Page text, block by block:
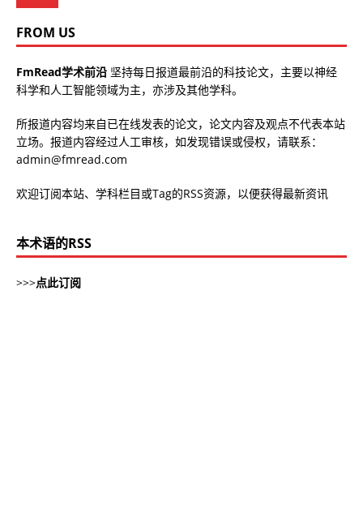
FROM US
FmRead学术前沿 坚持每日报道最前沿的科技论文，主要以神经
科学和人工智能领域为主，亦涉及其他学科。
所报道内容均来自已在线发表的论文，论文内容及观点不代表本站
立场。报道内容经过人工审核，如发现错误或侵权，请联系：
admin@fmread.com
欢迎订阅本站、学科栏目或Tag的RSS资源，以便获得最新资讯
本术语的RSS
>>>点此订阅